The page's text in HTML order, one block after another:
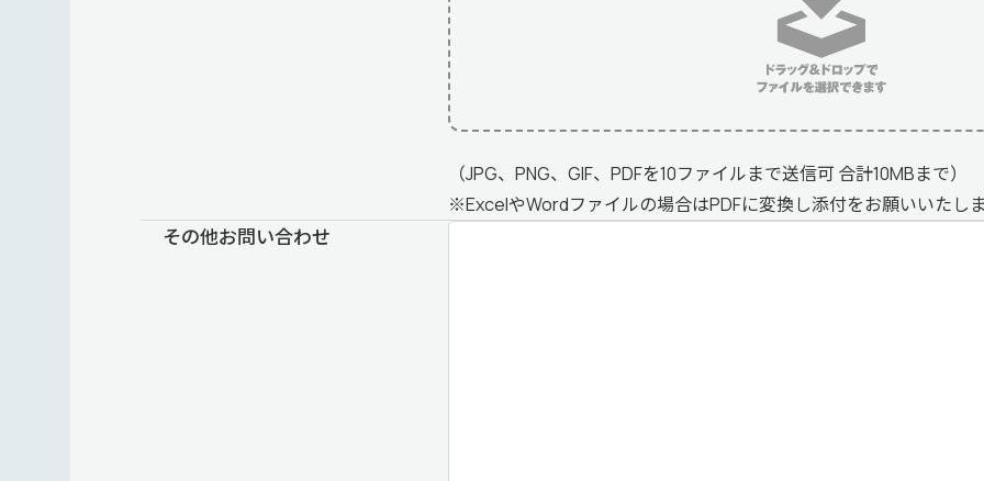
（JPG、PNG、GIF、PDFを10ファイルまで送信可 合計10MBまで）
※ExcelやWordファイルの場合はPDFに変換し添付をお願いいたし
その他お問い合わせ